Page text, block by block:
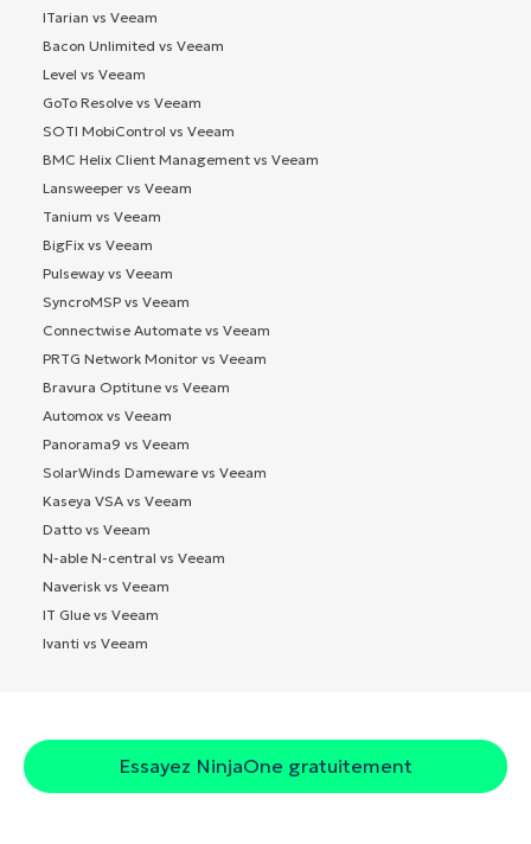
ITarian vs Veeam
Bacon Unlimited vs Veeam
Level vs Veeam
GoTo Resolve vs Veeam
SOTI MobiControl vs Veeam
BMC Helix Client Management vs Veeam
Lansweeper vs Veeam
Tanium vs Veeam
BigFix vs Veeam
Pulseway vs Veeam
SyncroMSP vs Veeam
Connectwise Automate vs Veeam
PRTG Network Monitor vs Veeam
Bravura Optitune vs Veeam
Automox vs Veeam
Panorama9 vs Veeam
SolarWinds Dameware vs Veeam
Kaseya VSA vs Veeam
Datto vs Veeam
N-able N-central vs Veeam
Naverisk vs Veeam
IT Glue vs Veeam
Ivanti vs Veeam
Essayez NinjaOne gratuitement